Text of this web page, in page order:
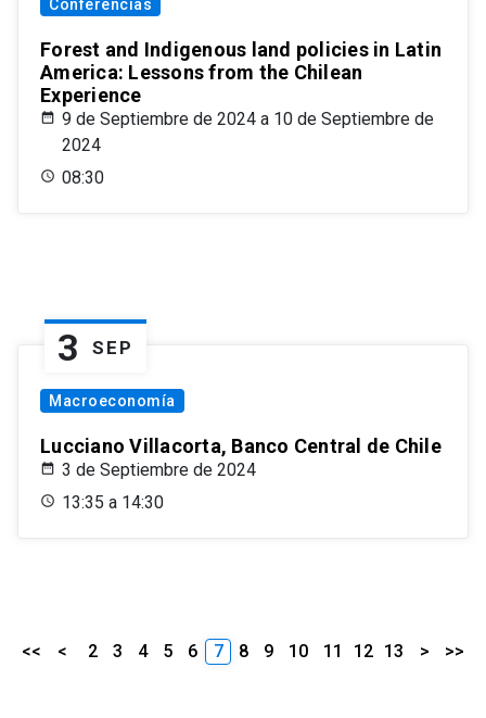
Conferencias
Forest and Indigenous land policies in Latin
America: Lessons from the Chilean
Experience
9 de Septiembre de 2024 a 10 de Septiembre de
2024
08:30
3 SEP
Macroeconomía
Lucciano Villacorta, Banco Central de Chile
3 de Septiembre de 2024
13:35 a 14:30
<< < 2 3 4 5 6 7 8 9 10 11 12 13 > >>